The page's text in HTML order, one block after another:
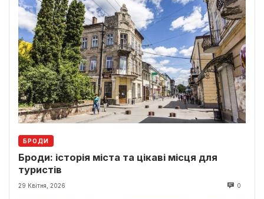
БРОДИ
Броди: історія міста та цікаві місця для
туристів
29 Квітня, 2026 0